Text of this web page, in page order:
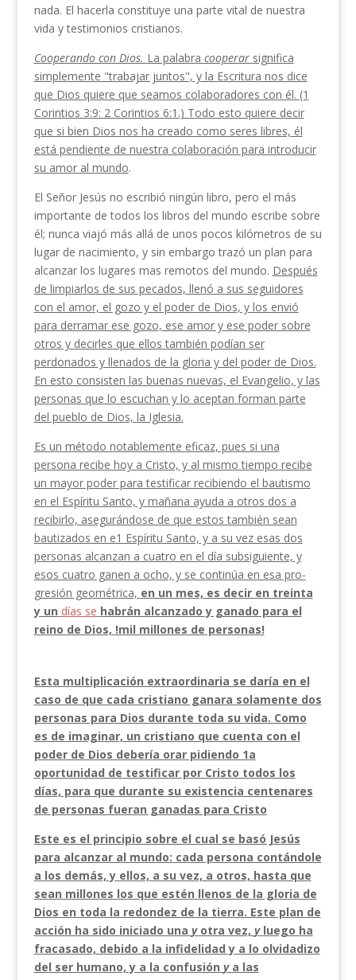
nada. El hacerla constituye una parte vital de nuestra
vida y testimonios cristianos.
Cooperando con Dios. La palabra cooperar signifi­ca
simplemente "trabajar juntos", y la Escritura nos dice
que Dios quiere que seamos colaboradores con él. (1
Corintios 3:9: 2 Corintios 6:1.) Todo esto quiere decir
que si bien Dios nos ha creado como seres libres, él
está pendiente de nuestra colabora­ción para introducir
su amor al mundo.
El Señor Jesús no escribió ningún libro, pero el más
importante de todos los libros del mundo es­cribe sobre
él; nunca viajó más allá de unos pocos kilómetros de su
lugar de nacimiento, y sin embargo trazó un plan para
alcanzar los lugares mas remotos del mundo. Después
de limpiarlos de sus pecados, lle­nó a sus seguidores
con el amor, el gozo y el poder de Dios, y los envió
para derramar ese gozo, ese amor y ese poder sobre
otros y decirles que ellos también podían ser
perdonados y llenados de la gloria y del poder de Dios.
En esto consisten las buenas nuevas, el Evangelio, y las
personas que lo escuchan y lo aceptan forman parte
del pueblo de Dios, la Iglesia.
Es un método notablemente eficaz, pues si una
persona recibe hoy a Cristo, y al mismo tiempo recibe
un mayor poder para testificar recibiendo el bautismo
en el Espíritu Santo, y mañana ayuda a otros dos a
recibirlo, asegurándose de que estos también sean
bautizados en e1 Espíritu Santo, y a su vez esas dos
personas alcanzan a cuatro en el día subsiguiente, y
esos cuatro ganen a ocho, y se continúa en esa pro­
gresión geométrica, en un mes, es decir en treinta
y un días se habrán alcanzado y ganado para el
reino de Dios, !mil millones de personas!
Esta multiplicación extraordinaria se daría en el
caso de que cada cristiano ganara solamente dos
personas para Dios durante toda su vida. Como
es de imaginar, un cristiano que cuenta con el
poder de Dios debería orar pidiendo 1a
oportunidad de testifi­car por Cristo todos los
días, para que durante su existencia centenares
de personas fueran ganadas para Cristo
Este es el principio sobre el cual se basó Jesús
para alcanzar al mundo: cada persona contándole
a los demás, y ellos, a su vez, a otros, hasta que
sean millones los que estén llenos de la gloria de
Dios en toda la redondez de la tierra. Este plan de
acción ha sido iniciado una y otra vez, y luego ha
fracasado, debido a la infidelidad y a lo olvidadizo
del ser huma­no, y a la confusión y a las